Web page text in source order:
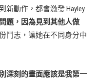
新動作，都會激發 Hayley
題，因為見到其他人做
鬥志，讓她在不同身分中
深刻的畫面應該是我第一